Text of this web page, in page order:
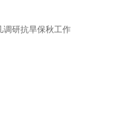
控各类安全隐
，做到“不漏一
险区域人员转
保障下倾，前
全生产工作会议